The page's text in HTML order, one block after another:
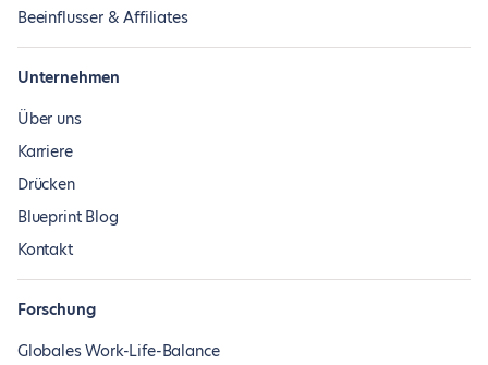
Beeinflusser & Affiliates
Unternehmen
Über uns
Karriere
Drücken
Blueprint Blog
Kontakt
Forschung
Globales Work-Life-Balance